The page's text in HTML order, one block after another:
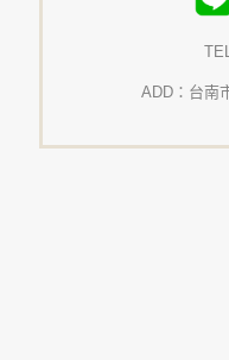
ADD：台南